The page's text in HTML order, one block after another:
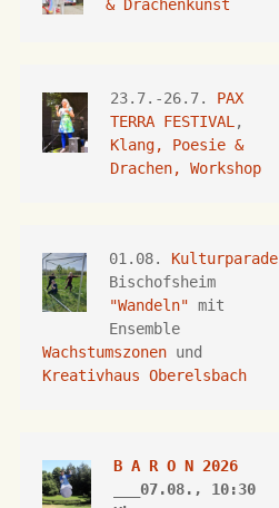
& Drachenkunst
23.7.-26.7.
PAX
TERRA FESTIVAL
Klang, Poesie &
Drachen, Workshop
01.08. Kulturparade
"Wandeln" mit
Wachstumszonen
Kreativhaus Oberelsbach
B A R O N 2026
___07.08., 10:30